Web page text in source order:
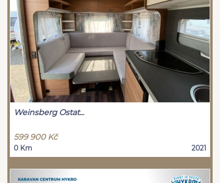
Weinsberg Ostat...
599 900 Kč
0 Km 2021